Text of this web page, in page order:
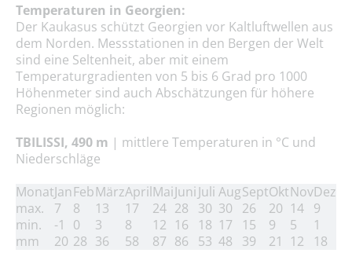
Temperaturen in Georgien:
Der Kaukasus schützt Georgien vor Kaltluftwellen aus
dem Norden. Messstationen in den Bergen der Welt
sind eine Seltenheit, aber mit einem
Temperaturgradienten von 5 bis 6 Grad pro 1000
Höhenmeter sind auch Abschätzungen für höhere
Regionen möglich:
TBILISSI, 490 m | mittlere Temperaturen in °C und
Niederschläge
MonatJanFebMärzAprilMaiJuniJuli AugSeptOktNovDez
max.
7 8 13 17 24 28 30 30 26 20 14 9
min.
-1 0 3 8 12 16 18 17 15 9 5
1
mm
20 28 36 58 87 86 53 48 39 21 12
18